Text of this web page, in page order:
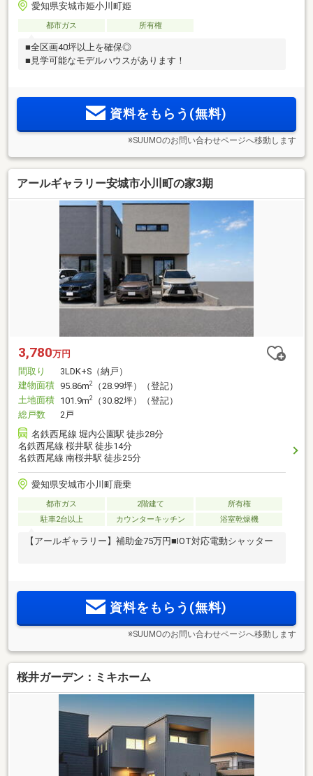
愛知県安城市姫小川町姫
都市ガス 所有権
■全区画40坪以上を確保◎
■見学可能なモデルハウスがあります！
資料をもらう(無料)
※SUUMOのお問い合わせページへ移動します
アールギャラリー安城市小川町の家3期
3,780万円
間取り
3LDK+S（納戸）
建物面積 95.86m2
（28.99坪）（登記）
土地面積 101.9m2
（30.82坪）（登記）
総戸数
2戸
名鉄西尾線 堀内公園駅 徒歩28分
名鉄西尾線 桜井駅 徒歩14分
名鉄西尾線 南桜井駅 徒歩25分
愛知県安城市小川町鹿乗
都市ガス 2階建て
所有権
駐車2台以上
カウンターキッチン 浴室乾燥機
【アールギャラリー】補助金75万円■IOT対応電動シャッター
資料をもらう(無料)
※SUUMOのお問い合わせページへ移動します
桜井ガーデン：ミキホーム